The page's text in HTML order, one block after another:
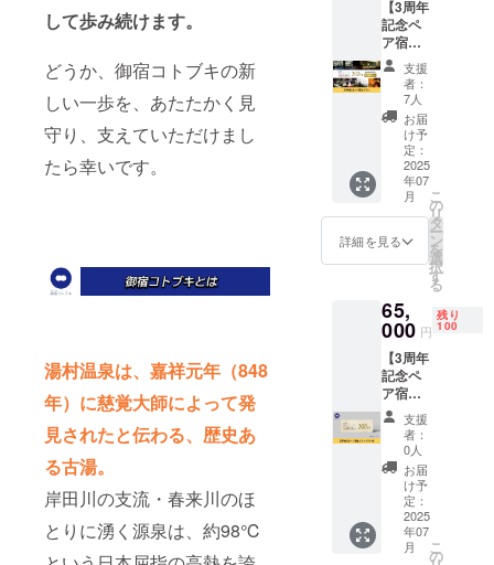
して歩み続けます。
どうか、御宿コトブキの新
しい一歩を、あたたかく見
守り、支えていただけまし
たら幸いです。
湯村温泉は、嘉祥元年（848
年）に慈覚大師によって発
見されたと伝わる、歴史あ
る古湯。
岸田川の支流・春来川のほ
とりに湧く源泉は、約98℃
主に交
感神経
優位な
方へオ
ススメ
のブレ
ンド 寝
る直前
まで考
え事を
してし
まう、
イライ
ラ、不
安、不
的 リ
ラック
スの仕
方がわ
からな
い、仕
事とプ
ライ
ベート
などの
オンオ
フの切
り替え
が出来
な い方
様以外
はご使
用いた
だけま
せん。
※土日、
祝日は
ご利用
いただ
けませ
ん。
き2名様
まで宿
泊可能
※送り先
はメー
ルにて
確認さ
せてい
ただき
ます。
※有効期
限は
7月から
2026年
7月末ま
間で
す。 ※
購入者
様以外
はご使
用いた
だけま
せん。
※土日、
祝日は
ご利用
いただ
けませ
ん。
せてい
ただき
ます。
※ネット
ワーク
販売ま
たは企
業イ
メージ
が相違
する場
合等、
お断り
させて
ます。
お断り
させて
いただ
いた場
合は料
金を返
金させ
ていた
だきま
す。 ※
掲載期
間は
2025年
8月より
スする
快眠
グッズ
のセッ
トをペ
アでお
送りさ
せてい
ただき
ます。
通常価
格1個で
39,600
円のと
円で
す。
内容は
以下と
なりま
す。 体
のゆが
みを整
え快眠
へ導く
『睡眠
中の整
体師』
THE
【3周年
記念ペ
ア宿泊
プラ
ン】
200名限
定で湯
村温泉
郷の
「御宿
コトブ
キ」に
「3周年
記念宿
泊プラ
宿泊で
きる権
利で
す。 通
常
81,000
円の2食
付き宿
泊プラ
ンを
20％オ
フの
64,000
円で
す。 ・
支援
者：
7人
お届
け予
定：
2025
年07
月
詳細を見る
こ
の
リ
タ
ー
ン
を
選
択
す
る
65,
000 円
残り
100
【3周年
記念ペ
ア宿泊
プラン
ギフト
券】
100名限
定で湯
村温泉
郷の
「御宿
コトブ
支援
者：
0人
お届
け予
定：
2025
年07
月
こ
の